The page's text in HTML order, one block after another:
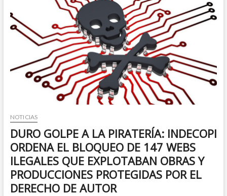
Reclamaciones
del
de
Protección
y
Defensa
NOTICIAS
DURO GOLPE A LA PIRATERÍA: INDECOPI
ORDENA EL BLOQUEO DE 147 WEBS
ILEGALES QUE EXPLOTABAN OBRAS Y
PRODUCCIONES PROTEGIDAS POR EL
DERECHO DE AUTOR